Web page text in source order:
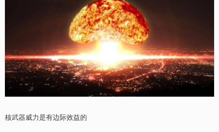
核武器威力是有边际效益的